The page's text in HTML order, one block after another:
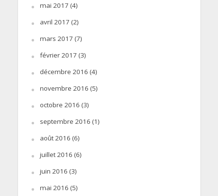
mai 2017 (4)
avril 2017 (2)
mars 2017 (7)
février 2017 (3)
décembre 2016 (4)
novembre 2016 (5)
octobre 2016 (3)
septembre 2016 (1)
août 2016 (6)
juillet 2016 (6)
juin 2016 (3)
mai 2016 (5)